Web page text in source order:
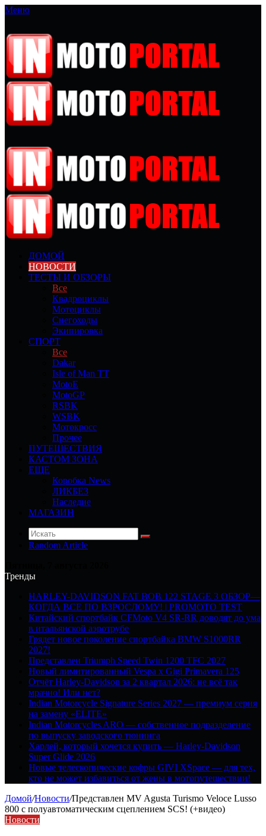
Меню
ДОМОЙ
НОВОСТИ
ТЕСТЫ И ОБЗОРЫ
Все
Квадроциклы
Мотоциклы
Снегоходы
Экипировка
СПОРТ
Все
Dakar
Isle of Man TT
MotoE
MotoGP
RSBK
WSBK
Мотокросс
Прочее
ПУТЕШЕСТВИЯ
КАСТОМ ЗОНА
ЕЩЕ
Коробка News
ЛИКБЕЗ
Наследие
МАГАЗИН
Random Article
Тренды
HARLEY-DAVIDSON FAT BOB 122 STAGE 3 ОБЗОР—
КОГДА ВСЕ ПО ВЗРОСЛОМУ! | PROMOTO TEST
Китайский спортбайк CFMoto V4 SR-RR доводят до ума
в итальянской аэротрубе
Грядет новое поколение спортбайка BMW S1000RR
2027!
Представлен Triumph Speed Twin 1200 TFC 2027
Новый лимитированный Vespa x Gigi Primavera 125
Отчёт Harley-Davidson за 2 квартал 2026: не всё так
мрачно! Или нет?
Indian Motorcycle Signature Series 2027 — премиум серия
на замену «ELITE»
Indian Motorcycles ARO — собственное подразделение
по выпуску заводского тюнинга
Харлей, который хочется купить — Harley-Davidson
Super Glide 2026
Новые телескопические кофры GIVI XSpace — для тех,
кто не может избавиться от жены в мотопутешествии!
Домой/Новости/Представлен MV Agusta Turismo Veloce Lusso
800 с полуавтоматическим сцеплением SCS! (+видео)
Новости